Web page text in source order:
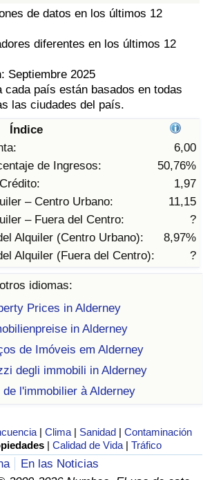
de datos en los últimos 12
diferentes en los últimos 12
Septiembre 2025
cada país están basados en todas
las ciudades del país.
Índice
6,00
de Ingresos:
50,76%
1,97
– Centro Urbano:
11,15
– Fuera del Centro:
?
Alquiler (Centro Urbano):
8,97%
Alquiler (Fuera del Centro):
?
idiomas:
Prices in Alderney
in Alderney
de Imóveis em Alderney
degli immobili in Alderney
de l'immobilier à Alderney
|Clima | Sanidad |Contaminación
|Calidad de Vida |Tráfico
En las Noticias
País
(Actual)
por País
País